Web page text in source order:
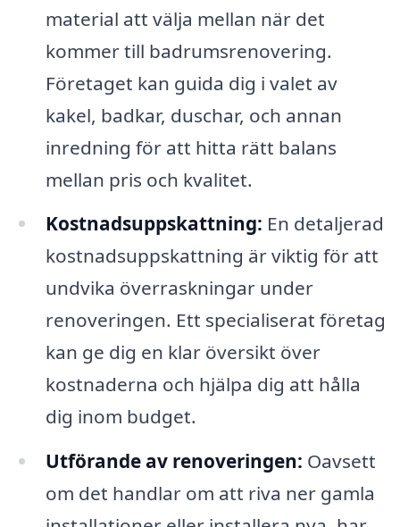
material att välja mellan när det
kommer till badrumsrenovering.
Företaget kan guida dig i valet av
kakel, badkar, duschar, och annan
inredning för att hitta rätt balans
mellan pris och kvalitet.
Kostnadsuppskattning: En detaljerad
kostnadsuppskattning är viktig för att
undvika överraskningar under
renoveringen. Ett specialiserat företag
kan ge dig en klar översikt över
kostnaderna och hjälpa dig att hålla
dig inom budget.
Utförande av renoveringen: Oavsett
om det handlar om att riva ner gamla